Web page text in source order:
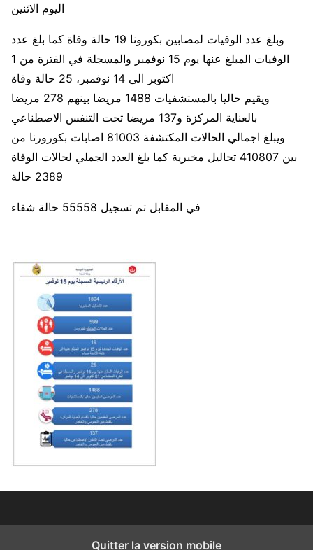
اليوم الاثنين
وبلغ عدد الوفيات لمصابين بكورونا 19 حالة وفاة كما بلغ عدد
الوفيات المبلغ عنها يوم 15 نوفمبر والمسجلة في الفترة من 1
اكتوبر الى 14 نوفمبر، 25 حالة وفاة
ويقيم حاليا بالمستشفيات 1488 مريضا بينهم 278 مريضا
بالعناية المركزة و137 مريضا تحت التنفس الاصطناعي
ويبلغ اجمالي الحالات المكتشفة 81003 اصابات بكورورنا من
بين 410807 تحاليل مخبرية كما بلغ العدد الجملي لحالات الوفاة
2389 حالة
في المقابل تم تسجيل 55558 حالة شفاء
Quitter la version mobile